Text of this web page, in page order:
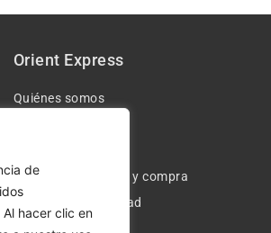
de
hacer clic en
Orient Express
Quiénes somos
Condiciones de uso y compra
Política de privacidad
Política de cookies